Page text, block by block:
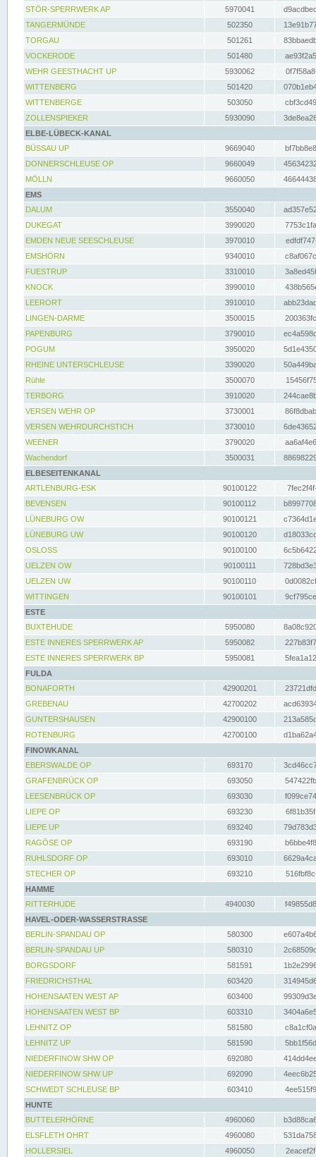
STÖR-SPERRWERK AP 5970041
TANGERMÜNDE
502350
TORGAU
501261
VOCKERODE
501480
WEHR GEESTHACHT UP
5930062
WITTENBERG
501420
WITTENBERGE
503050
ZOLLENSPIEKER
5930090
ELBE-LÜBECK-KANAL
BÜSSAU UP
9669040
DONNERSCHLEUSE OP
9660049
MÖLLN
9660050
EMS
DALUM
3550040
DUKEGAT
3990020
EMDEN NEUE SEESCHLEUSE
3970010
EMSHÖRN
9340010
FUESTRUP
3310010
KNOCK
3990010
LEERORT
3910010
LINGEN-DARME
3500015
PAPENBURG
3790010
POGUM
3950020
RHEINE UNTERSCHLEUSE
3390020
Rühle
3500070
TERBORG
3910020
VERSEN WEHR OP
3730001
VERSEN WEHRDURCHSTICH
3730010
WEENER
3790020
Wachendorf
3500031
ELBESEITENKANAL
ARTLENBURG-ESK
90100122
BEVENSEN
90100112
LÜNEBURG OW
90100121
LÜNEBURG UW
90100120
OSLOSS
90100100
UELZEN OW
90100111
UELZEN UW
90100110
WITTINGEN
90100101
ESTE
BUXTEHUDE
5950080
ESTE INNERES SPERRWERK AP
5950082
ESTE INNERES SPERRWERK BP
5950081
FULDA
BONAFORTH
42900201
GREBENAU
42700202
GUNTERSHAUSEN
42900100
ROTENBURG
42700100
FINOWKANAL
EBERSWALDE OP
693170
GRAFENBRÜCK OP
693050
LEESENBRÜCK OP
693030
LIEPE OP
693230
LIEPE UP
693240
RAGÖSE OP
693190
RUHLSDORF OP
693010
STECHER OP
693210
HAMME
RITTERHUDE
4940030
HAVEL-ODER-WASSERSTRASSE
BERLIN-SPANDAU OP
580300
BERLIN-SPANDAU UP
580310
BORGSDORF
581591
FRIEDRICHSTHAL
603420
HOHENSAATEN WEST AP
603400
HOHENSAATEN WEST BP
603310
LEHNITZ OP
581580
LEHNITZ UP
581590
NIEDERFINOW SHW OP
692080
NIEDERFINOW SHW UP
692090
SCHWEDT SCHLEUSE BP
603410
HUNTE
BUTTELERHÖRNE
4960060
ELSFLETH OHRT
4960080
HOLLERSIEL
4960050